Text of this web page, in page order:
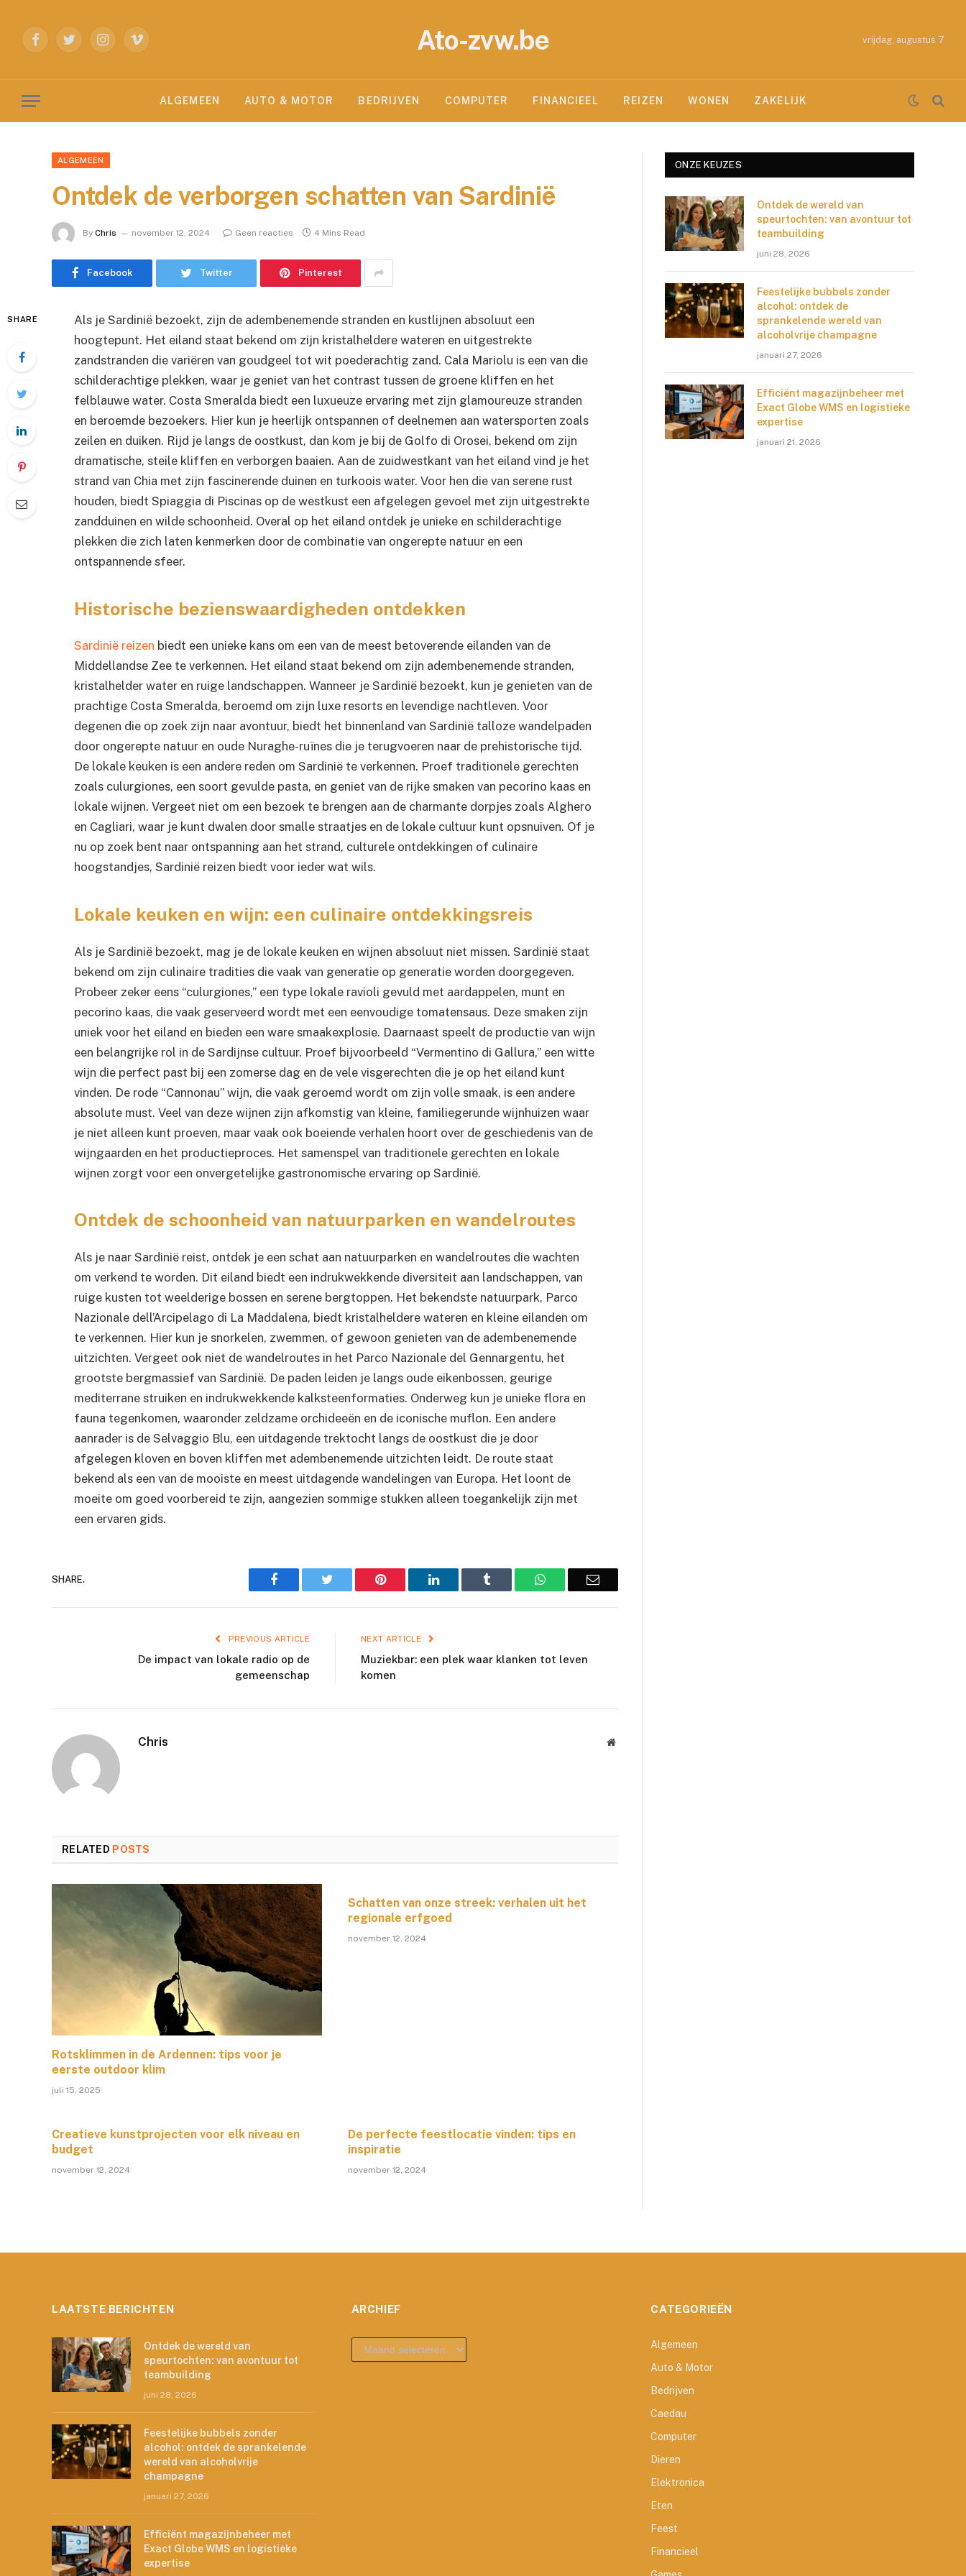
FacebookTwitterInstagram
Vimeo Ato-zvw.be vrijdag, augustus 7
ALGEMEEN AUTO & MOTOR BEDRIJVEN COMPUTER FINANCIEEL REIZEN WONEN ZAKELIJK
ALGEMEEN
Ontdek de verborgen schatten van Sardinië
By Chris november 12, 2024 Geen reacties 4 Mins Read
Facebook Twitter Pinterest
SHARE
Als je Sardinië bezoekt, zijn de adembenemende stranden en kustlijnen absoluut een
hoogtepunt. Het eiland staat bekend om zijn kristalheldere wateren en uitgestrekte
zandstranden die variëren van goudgeel tot wit poederachtig zand. Cala Mariolu is een van die
schilderachtige plekken, waar je geniet van het contrast tussen de groene kliffen en het
felblauwe water. Costa Smeralda biedt een luxueuze ervaring met zijn glamoureuze stranden
en beroemde bezoekers. Hier kun je heerlijk ontspannen of deelnemen aan watersporten zoals
zeilen en duiken. Rijd je langs de oostkust, dan kom je bij de Golfo di Orosei, bekend om zijn
dramatische, steile kliffen en verborgen baaien. Aan de zuidwestkant van het eiland vind je het
strand van Chia met zijn fascinerende duinen en turkoois water. Voor hen die van serene rust
houden, biedt Spiaggia di Piscinas op de westkust een afgelegen gevoel met zijn uitgestrekte
zandduinen en wilde schoonheid. Overal op het eiland ontdek je unieke en schilderachtige
plekken die zich laten kenmerken door de combinatie van ongerepte natuur en een
ontspannende sfeer.
Historische bezienswaardigheden ontdekken
Sardinië reizen biedt een unieke kans om een van de meest betoverende eilanden van de
Middellandse Zee te verkennen. Het eiland staat bekend om zijn adembenemende stranden,
kristalhelder water en ruige landschappen. Wanneer je Sardinië bezoekt, kun je genieten van de
prachtige Costa Smeralda, beroemd om zijn luxe resorts en levendige nachtleven. Voor
degenen die op zoek zijn naar avontuur, biedt het binnenland van Sardinië talloze wandelpaden
door ongerepte natuur en oude Nuraghe-ruïnes die je terugvoeren naar de prehistorische tijd.
De lokale keuken is een andere reden om Sardinië te verkennen. Proef traditionele gerechten
zoals culurgiones, een soort gevulde pasta, en geniet van de rijke smaken van pecorino kaas en
lokale wijnen. Vergeet niet om een bezoek te brengen aan de charmante dorpjes zoals Alghero
en Cagliari, waar je kunt dwalen door smalle straatjes en de lokale cultuur kunt opsnuiven. Of je
nu op zoek bent naar ontspanning aan het strand, culturele ontdekkingen of culinaire
hoogstandjes, Sardinië reizen biedt voor ieder wat wils.
Lokale keuken en wijn: een culinaire ontdekkingsreis
Als je Sardinië bezoekt, mag je de lokale keuken en wijnen absoluut niet missen. Sardinië staat
bekend om zijn culinaire tradities die vaak van generatie op generatie worden doorgegeven.
Probeer zeker eens “culurgiones,” een type lokale ravioli gevuld met aardappelen, munt en
pecorino kaas, die vaak geserveerd wordt met een eenvoudige tomatensaus. Deze smaken zijn
uniek voor het eiland en bieden een ware smaakexplosie. Daarnaast speelt de productie van wijn
een belangrijke rol in de Sardijnse cultuur. Proef bijvoorbeeld “Vermentino di Gallura,” een witte
wijn die perfect past bij een zomerse dag en de vele visgerechten die je op het eiland kunt
vinden. De rode “Cannonau” wijn, die vaak geroemd wordt om zijn volle smaak, is een andere
absolute must. Veel van deze wijnen zijn afkomstig van kleine, familiegerunde wijnhuizen waar
je niet alleen kunt proeven, maar vaak ook boeiende verhalen hoort over de geschiedenis van de
wijngaarden en het productieproces. Het samenspel van traditionele gerechten en lokale
wijnen zorgt voor een onvergetelijke gastronomische ervaring op Sardinië.
Ontdek de schoonheid van natuurparken en wandelroutes
Als je naar Sardinië reist, ontdek je een schat aan natuurparken en wandelroutes die wachten
om verkend te worden. Dit eiland biedt een indrukwekkende diversiteit aan landschappen, van
ruige kusten tot weelderige bossen en serene bergtoppen. Het bekendste natuurpark, Parco
Nazionale dell’Arcipelago di La Maddalena, biedt kristalheldere wateren en kleine eilanden om
te verkennen. Hier kun je snorkelen, zwemmen, of gewoon genieten van de adembenemende
uitzichten. Vergeet ook niet de wandelroutes in het Parco Nazionale del Gennargentu, het
grootste bergmassief van Sardinië. De paden leiden je langs oude eikenbossen, geurige
mediterrane struiken en indrukwekkende kalksteenformaties. Onderweg kun je unieke flora en
fauna tegenkomen, waaronder zeldzame orchideeën en de iconische muflon. Een andere
aanrader is de Selvaggio Blu, een uitdagende trektocht langs de oostkust die je door
afgelegen kloven en boven kliffen met adembenemende uitzichten leidt. De route staat
bekend als een van de mooiste en meest uitdagende wandelingen van Europa. Het loont de
moeite om goed voorbereid te zijn, aangezien sommige stukken alleen toegankelijk zijn met
een ervaren gids.
SHARE. Facebook Twitter Pinterest LinkedIn Tumblr WhatsAppEmail
PREVIOUS ARTICLE
De impact van lokale radio op de
gemeenschap
NEXT ARTICLE
Muziekbar: een plek waar klanken tot leven
komen
Chris Website
RELATED POSTS
Rotsklimmen in de Ardennen: tips voor je
eerste outdoor klim
juli 15, 2025
Schatten van onze streek: verhalen uit het
regionale erfgoed
november 12, 2024
Creatieve kunstprojecten voor elk niveau en
budget
november 12, 2024
De perfecte feestlocatie vinden: tips en
inspiratie
november 12, 2024
ONZE KEUZES
Ontdek de wereld van
speurtochten: van avontuur tot
teambuilding
juni 28, 2026
Feestelijke bubbels zonder
alcohol: ontdek de
sprankelende wereld van
alcoholvrije champagne
januari 27, 2026
Efficiënt magazijnbeheer met
Exact Globe WMS en logistieke
expertise
januari 21, 2026
LAATSTE BERICHTEN
Ontdek de wereld van
speurtochten: van avontuur tot
teambuilding
juni 28, 2026
Feestelijke bubbels zonder
alcohol: ontdek de sprankelende
wereld van alcoholvrije
champagne
januari 27, 2026
Efficiënt magazijnbeheer met
Exact Globe WMS en logistieke
expertise
ARCHIEF
archief
CATEGORIEËN
Algemeen
Auto & Motor
Bedrijven
Caedau
Computer
Dieren
Elektronica
Eten
Feest
Financieel